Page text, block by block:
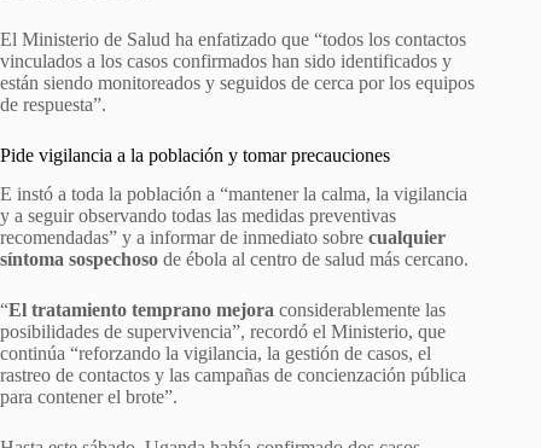
El Ministerio de Salud ha enfatizado que “todos los contactos
vinculados a los casos confirmados han sido identificados y
están siendo monitoreados y seguidos de cerca por los equipos
de respuesta”.
Pide vigilancia a la población y tomar precauciones
E instó a toda la población a “mantener la calma, la vigilancia
y a seguir observando todas las medidas preventivas
recomendadas” y a informar de inmediato sobre cualquier
síntoma sospechoso de ébola al centro de salud más cercano.
“El tratamiento temprano mejora considerablemente las
posibilidades de supervivencia”, recordó el Ministerio, que
continúa “reforzando la vigilancia, la gestión de casos, el
rastreo de contactos y las campañas de concienzación pública
para contener el brote”.